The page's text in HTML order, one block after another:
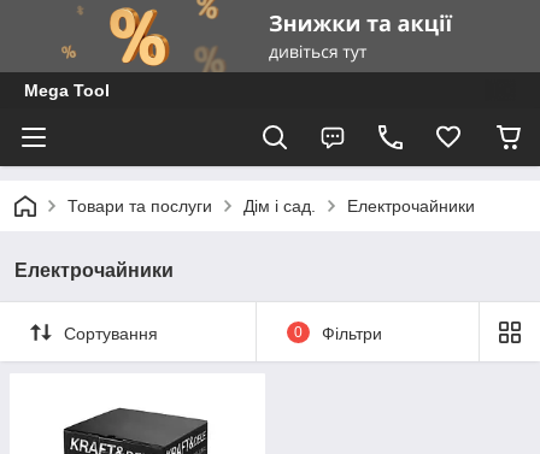
Mega Tool
Товари та послуги Дім і сад. Електрочайники
Електрочайники
Сортування 0 Фільтри